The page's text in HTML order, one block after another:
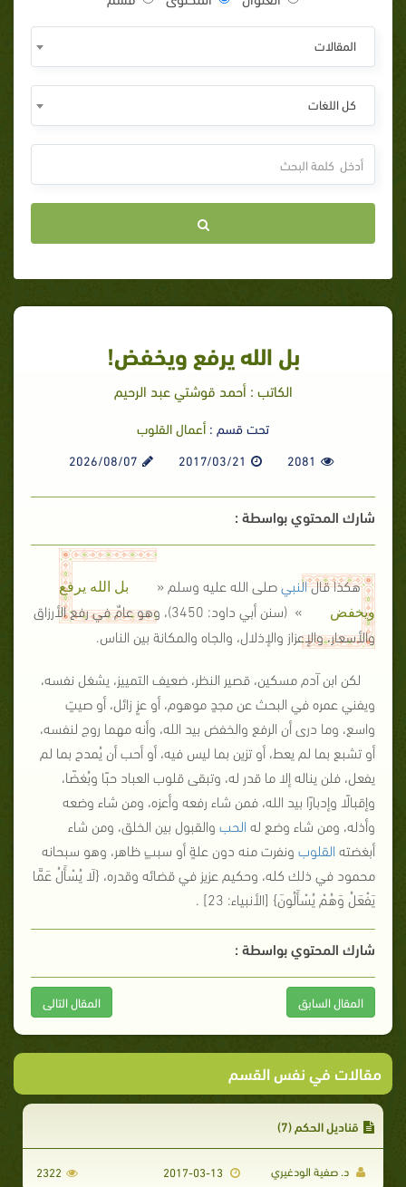
المقالات
كل اللغات
بل الله يرفع ويخفض!
الكاتب : أحمد قوشتي عبد الرحيم
تحت قسم :أعمال القلوب
2081
2017/03/21
2026/08/07
شارك المحتوي بواسطة :
هكذا قالالنبيصلى الله عليه وسلم «
بل الله يرفع
ويخفض
» (سنن أبي داود: 3450)، وهو عامٌ في رفع الأرزاق
والأسعار، والإعزاز والإذلال، والجاه والمكانة بين الناس.
لكن ابن آدم مسكين، قصير النظر، ضعيف التمييز، يشغل نفسه،
ويفني عمره في البحث عن مجدٍ موهوم، أو عزٍ زائل، أو صيتٍ
واسع، وما درى أن الرفع والخفض بيد الله، وأنه مهما روج لنفسه،
أو تشبع بما لم يعط، أو تزين بما ليس فيه، أو أحب أن يُمدح بما لم
يفعل، فلن يناله إلا ما قدر له، وتبقى قلوب العباد حبًا وبُغضًا،
وإقبالًا وإدبارًا بيد الله، فمن شاء رفعه وأعزه، ومن شاء وضعه
وأذله، ومن شاء وضع له الحب والقبول بين الخلق، ومن شاء
أبغضته القلوب ونفرت منه دون علةٍ أو سببٍ ظاهر، وهو سبحانه
محمود في ذلك كله، وحكيم عزيز في قضائه وقدره، {لَا يُسْأَلُ عَمَّا
يَفْعَلُ وَهُمْ يُسْأَلُونَ} [الأنبياء: 23] .
شارك المحتوي بواسطة :
المقال السابق المقال التالى
مقالات في نفس القسم
قناديل الحكم (7)
د. صفية الودغيري 2017-03-13
2322